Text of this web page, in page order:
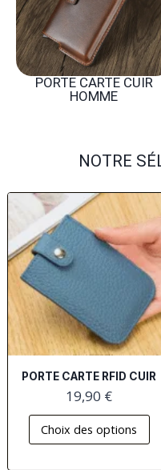
PORTE CARTE CUIR
HOMME​
NOTRE
PORTE CARTE RFID CUIR
19,90 €
Choix des options